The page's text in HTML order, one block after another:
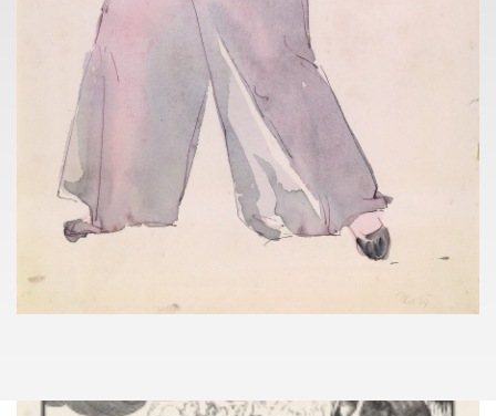
+420 724 035 347
lukas.rybka@pragueauctions.com
PRIVATE COLLECTION